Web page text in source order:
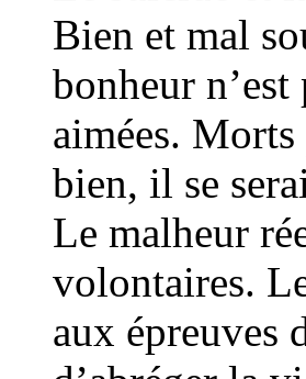
Bien et mal
bonheur n’est
aimées.
bien, il se
Le malheur
volontaires.
aux épreuves